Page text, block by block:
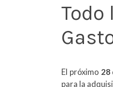
El próximo 28
para la